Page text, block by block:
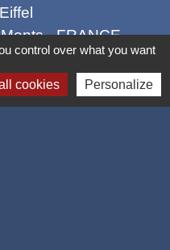
- FRANCE
93 40
control over what you want
cookies Personalize